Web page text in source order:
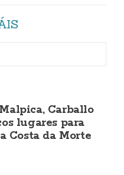
Carballo
lugares para
Costa da Morte